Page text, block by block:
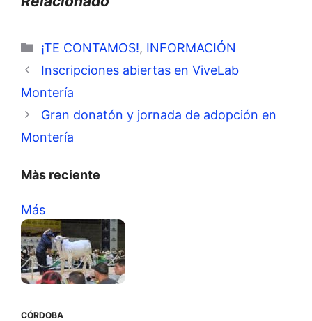
Categorías
¡TE CONTAMOS!, INFORMACIÓN
Inscripciones abiertas en ViveLab
Montería
Gran donatón y jornada de adopción en
Montería
Màs reciente
Más
CÓRDOBA